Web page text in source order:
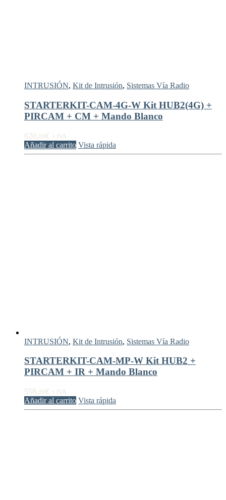
INTRUSIÓN, Kit de Intrusión, Sistemas Vía Radio
STARTERKIT-CAM-4G-W Kit HUB2(4G) +
PIRCAM + CM + Mando Blanco
620,00€ + IVA
Añadir al carrito Vista rápida
INTRUSIÓN, Kit de Intrusión, Sistemas Vía Radio
STARTERKIT-CAM-MP-W Kit HUB2 +
PIRCAM + IR + Mando Blanco
558,00€ + IVA
Añadir al carrito Vista rápida